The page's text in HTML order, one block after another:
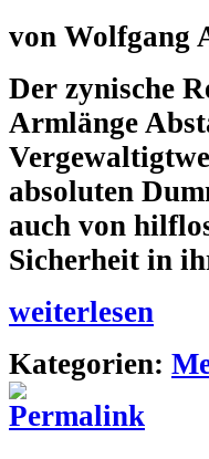
von Wolfgang
Der zynische
Armlänge
absoluten
auch von
Sicherheit in
weiterlesen
Kategorien: